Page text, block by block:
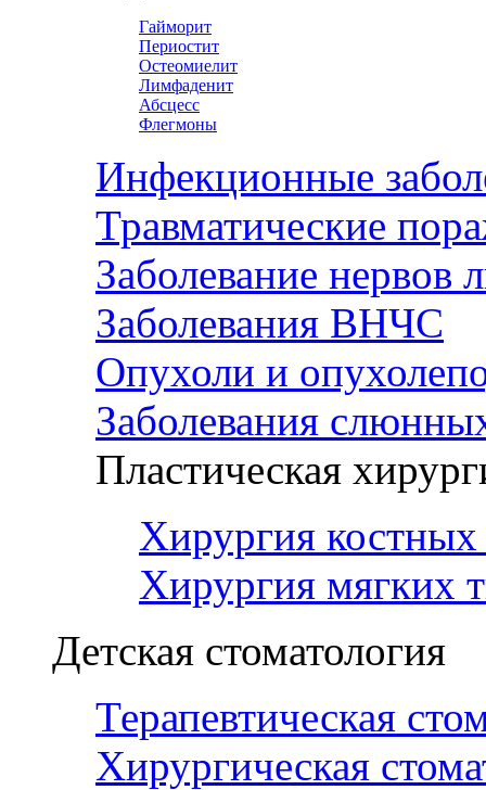
Гайморит
Периостит
Остеомиелит
Лимфаденит
Абсцесс
Флегмоны
Инфекционные
Травматические
Заболевание нервов
Заболевания ВНЧС
Опухоли и
Заболевания
Пластическая
Хирургия костных
Хирургия мягких
Детская стоматология
Терапевтическая
Хирургическая